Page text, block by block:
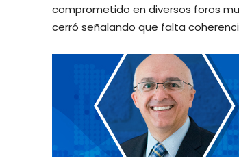
comprometido en diversos foros
cerró señalando que falta